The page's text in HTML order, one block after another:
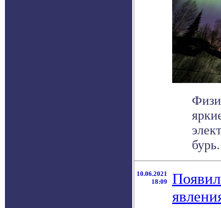
10.06.2021
18:09